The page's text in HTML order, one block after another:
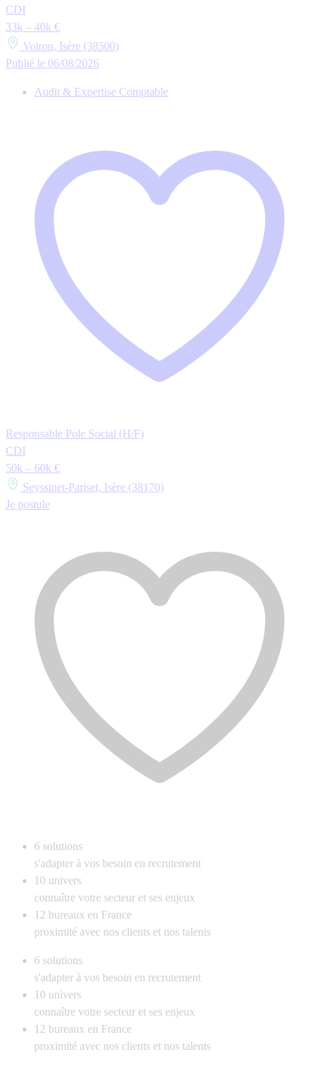
CDI
33k – 40k €
Voiron, Isère (38500)
Publié le 06/08/2026
Audit & Expertise Comptable
Responsable Pole Social (H/F)
CDI
50k – 60k €
Seyssinet-Pariset, Isère (38170)
Je postule
6 solutions
s'adapter à vos besoin en recrutement
10 univers
connaître votre secteur et ses enjeux
12 bureaux en France
proximité avec nos clients et nos talents
6 solutions
s'adapter à vos besoin en recrutement
10 univers
connaître votre secteur et ses enjeux
12 bureaux en France
proximité avec nos clients et nos talents